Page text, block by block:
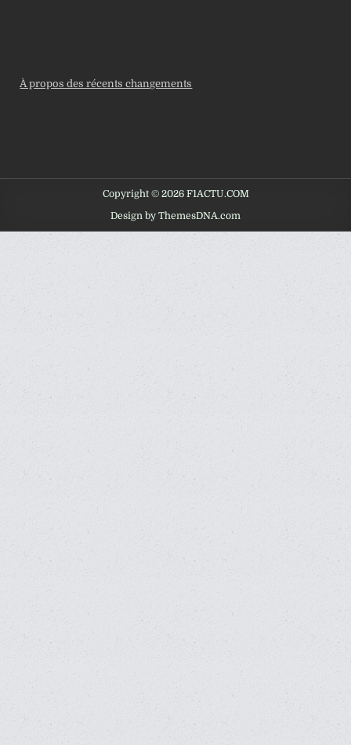
À propos des récents changements
Copyright © 2026 F1ACTU.COM
Design by ThemesDNA.com